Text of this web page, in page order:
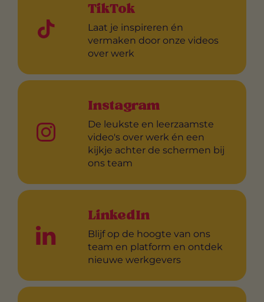
TikTok
Laat je inspireren én
vermaken door onze videos
over werk
Instagram
De leukste en leerzaamste
video's over werk én een
kijkje achter de schermen bij
ons team
LinkedIn
Blijf op de hoogte van ons
team en platform en ontdek
nieuwe werkgevers